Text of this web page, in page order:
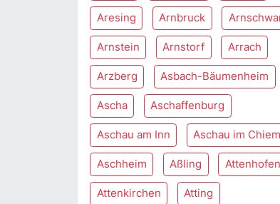
Aresing Arnbruck
Arnstein Arnstorf Arrach
Arzberg Asbach-Bäumenheim
Ascha Aschaffenburg
Aschau am Inn Aschau im
Aschheim Aßling Attenhofen
Attenkirchen Atting